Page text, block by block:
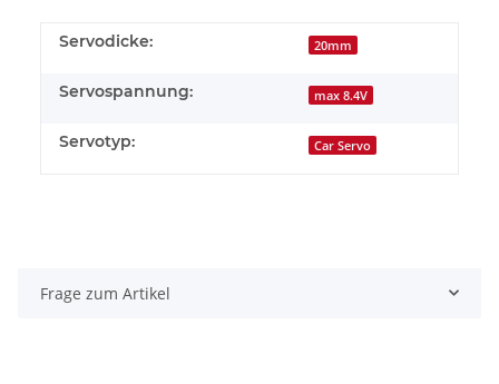
Servodicke: 20mm
Servospannung: max 8.4V
Servotyp: Car Servo
Frage zum Artikel